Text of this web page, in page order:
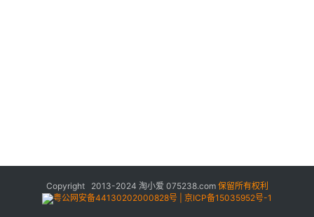
Copyright 2013-2024 淘小爱 075238.com 保留所有权利
粤公网安备44130202000828号 | 京ICP备15035952号-1